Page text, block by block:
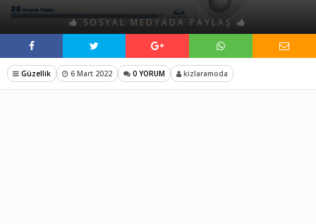
SOSYAL MEDYADA PAYLAŞ
Güzellik 6 Mart 2022 0 YORUM kizlaramoda